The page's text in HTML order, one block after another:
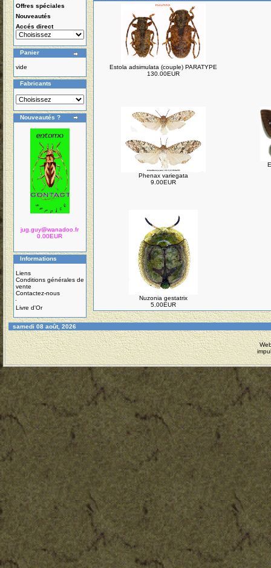
Offres spéciales
Nouveautés
Accés direct
Panier
vide
Fabricants
Nouveautés ?
jug.guy@wanadoo.fr
0.00EUR
Informations
Liens
Conditions générales de
vente
Contactez-nous
Livre d'Or
Estola adsimulata (couple) PARATYPE
130.00EUR
Phenax variegata
9.00EUR
Nuzonia gestatrix
5.00EUR
samedi 08 août, 2026